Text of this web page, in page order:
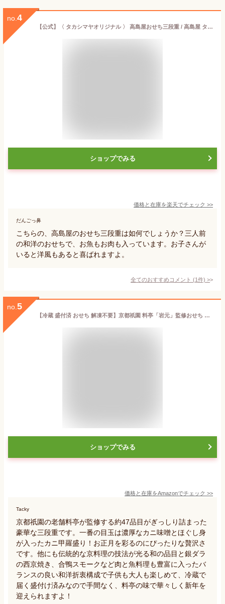
no. 4
【公式】〈 タカシマヤオリジナル 〉 高島屋おせち三段重 / 高島屋 タカシマヤ TAKASHIMAYA / おせち おせち料理 2026 予約 / 和洋風 和風 洋風 3段重 45品 3〜4人前 【 送料無料 】/ 3人前 4人前 三人前 四人前 正規品 お節 御節 2025 お正月 御節料理 三段重 冷凍
ショップでみる
価格と在庫を楽天でチェック >>
だんごっ鼻
こちらの、高島屋のおせち三段重は如何でしょうか？三人前
の和洋のおせちで、お魚もお肉も入っています。お子さんが
いると洋風もあると喜ばれますよ。
全てのおすすめコメント (1件) >
no. 5
【冷蔵 盛付済 おせち 解凍不要】京都祇園 料亭「岩元」監修おせち 匠 蟹甲羅ver [三段重 47品目 約3～4人前] 12/31お届け
ショップでみる
価格と在庫をAmazonでチェック >>
Tacky
京都祇園の老舗料亭が監修する約47品目がぎっしり詰まった
豪華な三段重です。一番の目玉は濃厚なカニ味噌とほぐし身
が入ったカニ甲羅盛り！お正月を彩るのにぴったりな贅沢さ
です。他にも伝統的な京料理の技法が光る和の品目と銀ダラ
の西京焼き、合鴨スモークなど肉と魚料理も豊富に入ったバ
ランスの良い和洋折衷構成で子供も大人も楽しめて、冷蔵で
届く盛付け済みなので手間なく、料亭の味で華々しく新年を
迎えられますよ！